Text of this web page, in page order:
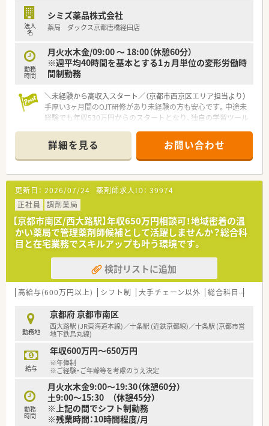
法人
名
シミズ薬品株式会社
薬局 ダックス京都唐橋経田店
勤務
時間
月火水木金/09:00 ～ 18:00（休憩60分）
※週平均40時間を基本とする1ヵ月単位の変形労働時
間制勤務
＼未経験から高収入スタート／（京都市西京区エリア担当より）
手厚い3ヶ月間のOJT研修があり未経験の方も安心です。中途未
経験でも年収530万円からのスタートとなり、独自の学習ツール
＊------------------------------------------＊
【店舗情報と応需状況について】
■上桂駅から徒歩で15分ほどに位置しており、車での通勤も可
能で地域に根差した店舗運営を行っています。
■処方箋の応需枚数は1日10枚ほどと、薬剤師1名に対して非常
にゆとりがある環境が整っています。
■調剤業務のほかにお客様からのOTC医薬品に関する相談も受
けており、面対応の薬局として貢献しています。
【募集背景と求める人物像について】
■子育てが落ち着いた世代の復帰や、即戦力として活躍できる方
の採用に向けて募集を行っています。（48文字）
■周囲の状況を察して理解する力があり、チームでコツコツと協
力して頑張れる方を求めています。
■調剤業務の経験がある方はもちろん、後輩の指導や教育に携わ
【法人特徴について】
■京都府内に特化して多くの店舗を展開しており、大手グループ
に属する極めて安定した企業です。
■調剤併設化を積極的に推進しており、患者様の美と健康を支え
る専門総合店舗の実現を目指しています。
■大きなグループの関連企業でありながらも、現場の意見を尊重
する自由な風土が従業員に評価されています。
詳細を見る お問い合わせ
更新日： 2026/07/24 薬剤師求人ID： 39974
正社員
調剤薬局
【京都市南区/西大路駅】年収650万円相談可！地域密着の温
かい薬局で管理薬剤師候補として活躍しませんか？総合科
目と在宅業務でスキルアップも叶う環境です。
検討リストに追加
高給与(600万円以上) シフト制 大手チェーン以外 総合科目
勤務地
京都府 京都市南区
西大路駅 (JR東海道本線)／十条駅 (近鉄京都線)／十条駅 (京都市営
地下鉄烏丸線)
給与
年収600万円～650万円
※年俸制
※ご経験・ご年齢等を考慮のうえ決定
勤務
時間
月火水木金9:00～19:30（休憩60分）
土9:00～15:30 （休憩45分）
※上記の間でシフト制勤務
※残業時間：10時間程度/月